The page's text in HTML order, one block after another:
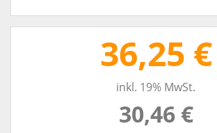
36,25 €
inkl. 19% MwSt.
30,46 €